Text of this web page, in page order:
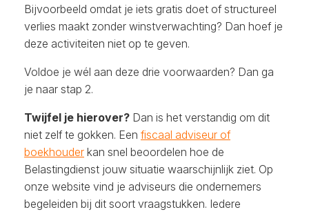
Bijvoorbeeld omdat je iets gratis doet of structureel
verlies maakt zonder winstverwachting? Dan hoef je
deze activiteiten niet op te geven.
Voldoe je wél aan deze drie voorwaarden? Dan ga
je naar stap 2.
Twijfel je hierover? Dan is het verstandig om dit
niet zelf te gokken. Een fiscaal adviseur of
boekhouder kan snel beoordelen hoe de
Belastingdienst jouw situatie waarschijnlijk ziet. Op
onze website vind je adviseurs die ondernemers
begeleiden bij dit soort vraagstukken. Iedere